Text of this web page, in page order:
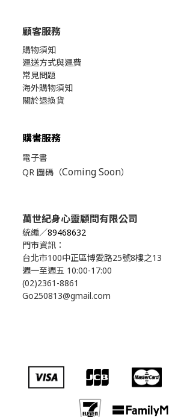
顧客服務
購物須知
運送方式與運費
常見問題
海外購物須知
關於退換貨
購書服務
電子書
QR 圖碼（Coming Soon）
萬世紀身心靈顧問有限公司
統編／89468632
門市資訊：
台北市100中正區博愛路25號8樓之13
週一至週五 10:00-17:00
(02)2361-8861
Go250813@gmail.com